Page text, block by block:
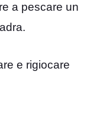
a pescare un
e rigiocare